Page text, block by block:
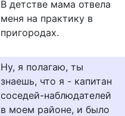
В детстве мама отвела
меня на практику в
пригородах.
Ну, я полагаю, ты
знаешь, что я - капитан
соседей-наблюдателей
в моем районе, и было